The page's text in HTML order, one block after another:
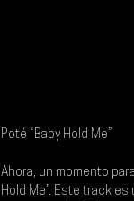
Poté “Baby Hold Me”
Ahora, un momento
Hold Me”. Este track